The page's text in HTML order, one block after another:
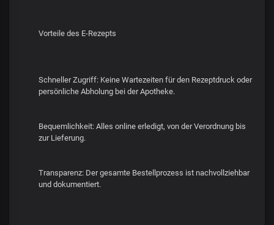
Vorteile des E-Rezepts
Schneller Zugriff: Keine Wartezeiten für den Rezeptdruck oder
persönliche Abholung bei der Apotheke.
Bequemlichkeit: Alles online erledigt, von der Verordnung bis
zur Lieferung.
Transparenz: Der gesamte Bestellprozess ist nachvollziehbar
und dokumentiert.